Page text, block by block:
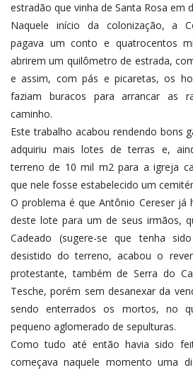
estradão que vinha de Santa Rosa em
Naquele início da colonização, a
pagava um conto e quatrocentos
abrirem um quilômetro de estrada,
e assim, com pás e picaretas, os
faziam buracos para arrancar as
caminho.
Este trabalho acabou rendendo bons
adquiriu mais lotes de terras e,
terreno de 10 mil m2 para a igreja
que nele fosse estabelecido um
O problema é que Antônio Cereser já
deste lote para um de seus irmãos,
Cadeado (sugere-se que tenha
desistido do terreno, acabou o
protestante, também de Serra do
Tesche, porém sem desanexar da
sendo enterrados os mortos, no
pequeno aglomerado de sepulturas.
Como tudo até então havia sido
começava naquele momento uma